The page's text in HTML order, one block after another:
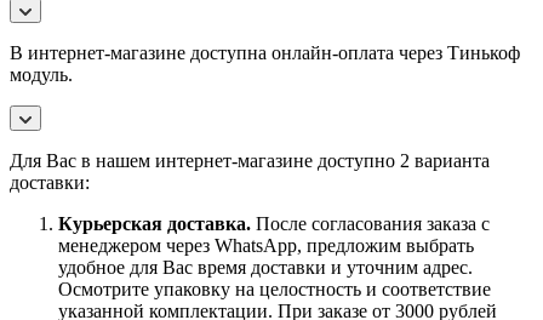
В интернет-магазине доступна онлайн-оплата через Тинькоф
модуль.
Для Вас в нашем интернет-магазине доступно 2 варианта
доставки:
Курьерская доставка. После согласования заказа с
менеджером через WhatsApp, предложим выбрать
удобное для Вас время доставки и уточним адрес.
Осмотрите упаковку на целостность и соответствие
указанной комплектации. При заказе от 3000 рублей